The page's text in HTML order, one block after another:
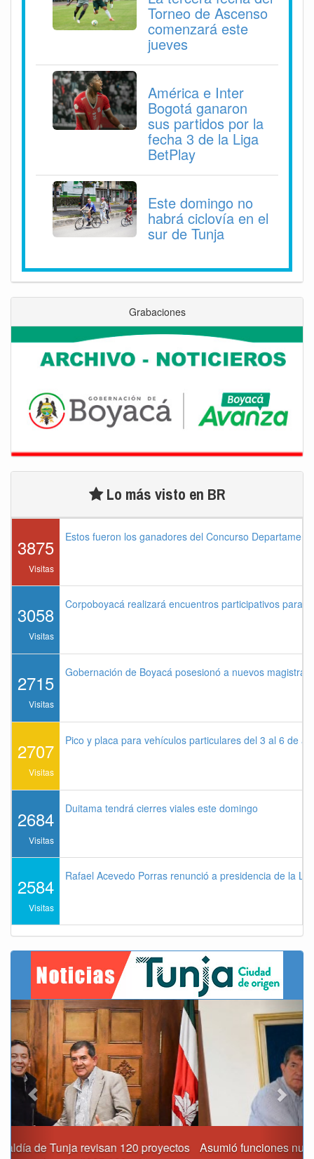
Torneo de Ascenso
comenzará este
jueves
América e Inter
Bogotá ganaron
sus partidos por la
fecha 3 de la Liga
BetPlay
Este domingo no
habrá ciclovía en el
sur de Tunja
Grabaciones
Lo más visto en BR
3875
Visitas
Estos fueron los ganadores del Concurso
3058
Visitas
Corpoboyacá realizará encuentros participativos para
2715
Visitas
Gobernación de Boyacá posesionó a nuevos
2707
Visitas
Pico y placa para vehículos particulares del 3 al 6 de
2684
Visitas
Duitama tendrá cierres viales este domingo
2584
Visitas
Rafael Acevedo Porras renunció a presidencia de la
Asumió funciones nuevo secretario de Medio Ambiente de
Previous Next